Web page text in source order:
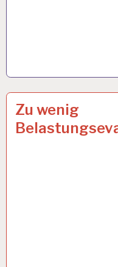
50PLUS…
Zu wenig
18 JAN. 2024